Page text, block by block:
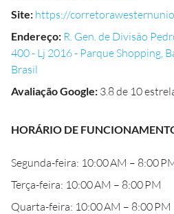
Site: https://
Endereço: R. Gen. de Divisão
400 - Lj 2016 - Parque Shopping,
Brasil
Avaliação Google: 3.8 de 10
HORÁRIO DE
Segunda-feira: 10:00 AM – 8:00
Terça-feira: 10:00 AM – 8:00 PM
Quarta-feira: 10:00 AM – 8:00 PM